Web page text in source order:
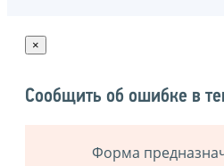
×
Сообщить об ошибке в
Форма